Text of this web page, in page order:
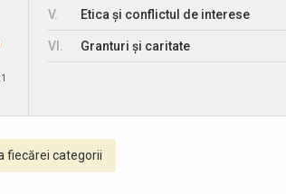
V. Etica și conflictul de interese
VI. Granturi și caritate
fiecărei categorii